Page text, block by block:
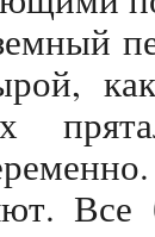
Все